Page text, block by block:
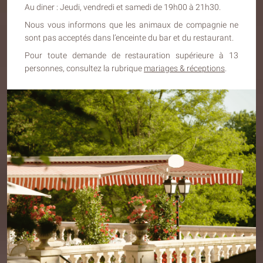
Au diner : Jeudi, vendredi et samedi de 19h00 à 21h30.
Nous vous informons que les animaux de compagnie ne
sont pas acceptés dans l’enceinte du bar et du restaurant.
Pour toute demande de restauration supérieure à 13
personnes, consultez la rubrique mariages & réceptions